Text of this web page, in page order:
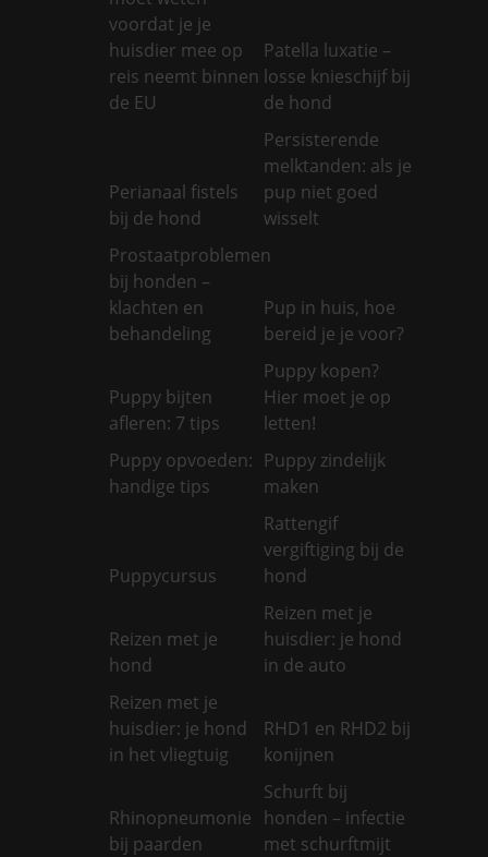
voordat je je
huisdier mee op
reis neemt binnen
de EU
Patella luxatie –
losse knieschijf bij
de hond
Perianaal fistels
bij de hond
Persisterende
melktanden: als je
pup niet goed
wisselt
Prostaatproblemen
bij honden –
klachten en
behandeling
Pup in huis, hoe
bereid je je voor?
Puppy bijten
afleren: 7 tips
Puppy kopen?
Hier moet je op
letten!
Puppy opvoeden:
handige tips
Puppy zindelijk
maken
Puppycursus
Rattengif
vergiftiging bij de
hond
Reizen met je
hond
Reizen met je
huisdier: je hond
in de auto
Reizen met je
huisdier: je hond
in het vliegtuig
RHD1 en RHD2 bij
konijnen
Rhinopneumonie
bij paarden
Schurft bij
honden – infectie
met schurftmijt